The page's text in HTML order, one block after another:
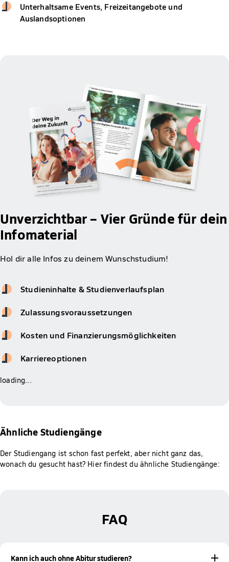
Unterhaltsame Events, Freizeitangebote und
Auslandsoptionen
Unverzichtbar – Vier Gründe für dein
Infomaterial
Hol dir alle Infos zu deinem Wunschstudium!
Studieninhalte & Studienverlaufsplan
Zulassungsvoraussetzungen
Kosten und Finanzierungsmöglichkeiten
Karriereoptionen
loading...
Ähnliche Studiengänge
Der Studiengang ist schon fast perfekt, aber nicht ganz das,
wonach du gesucht hast? Hier findest du ähnliche Studiengänge:
FAQ
Kann ich auch ohne Abitur studieren?